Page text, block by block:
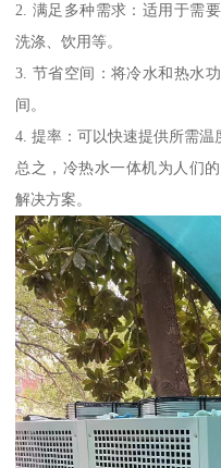
2. 满足多种需求：适用于需
洗涤、饮用等。
3. 节省空间：将冷水和热水
间。
4. 提率：可以快速提供所需温
总之，冷热水一体机为人们
解决方案。